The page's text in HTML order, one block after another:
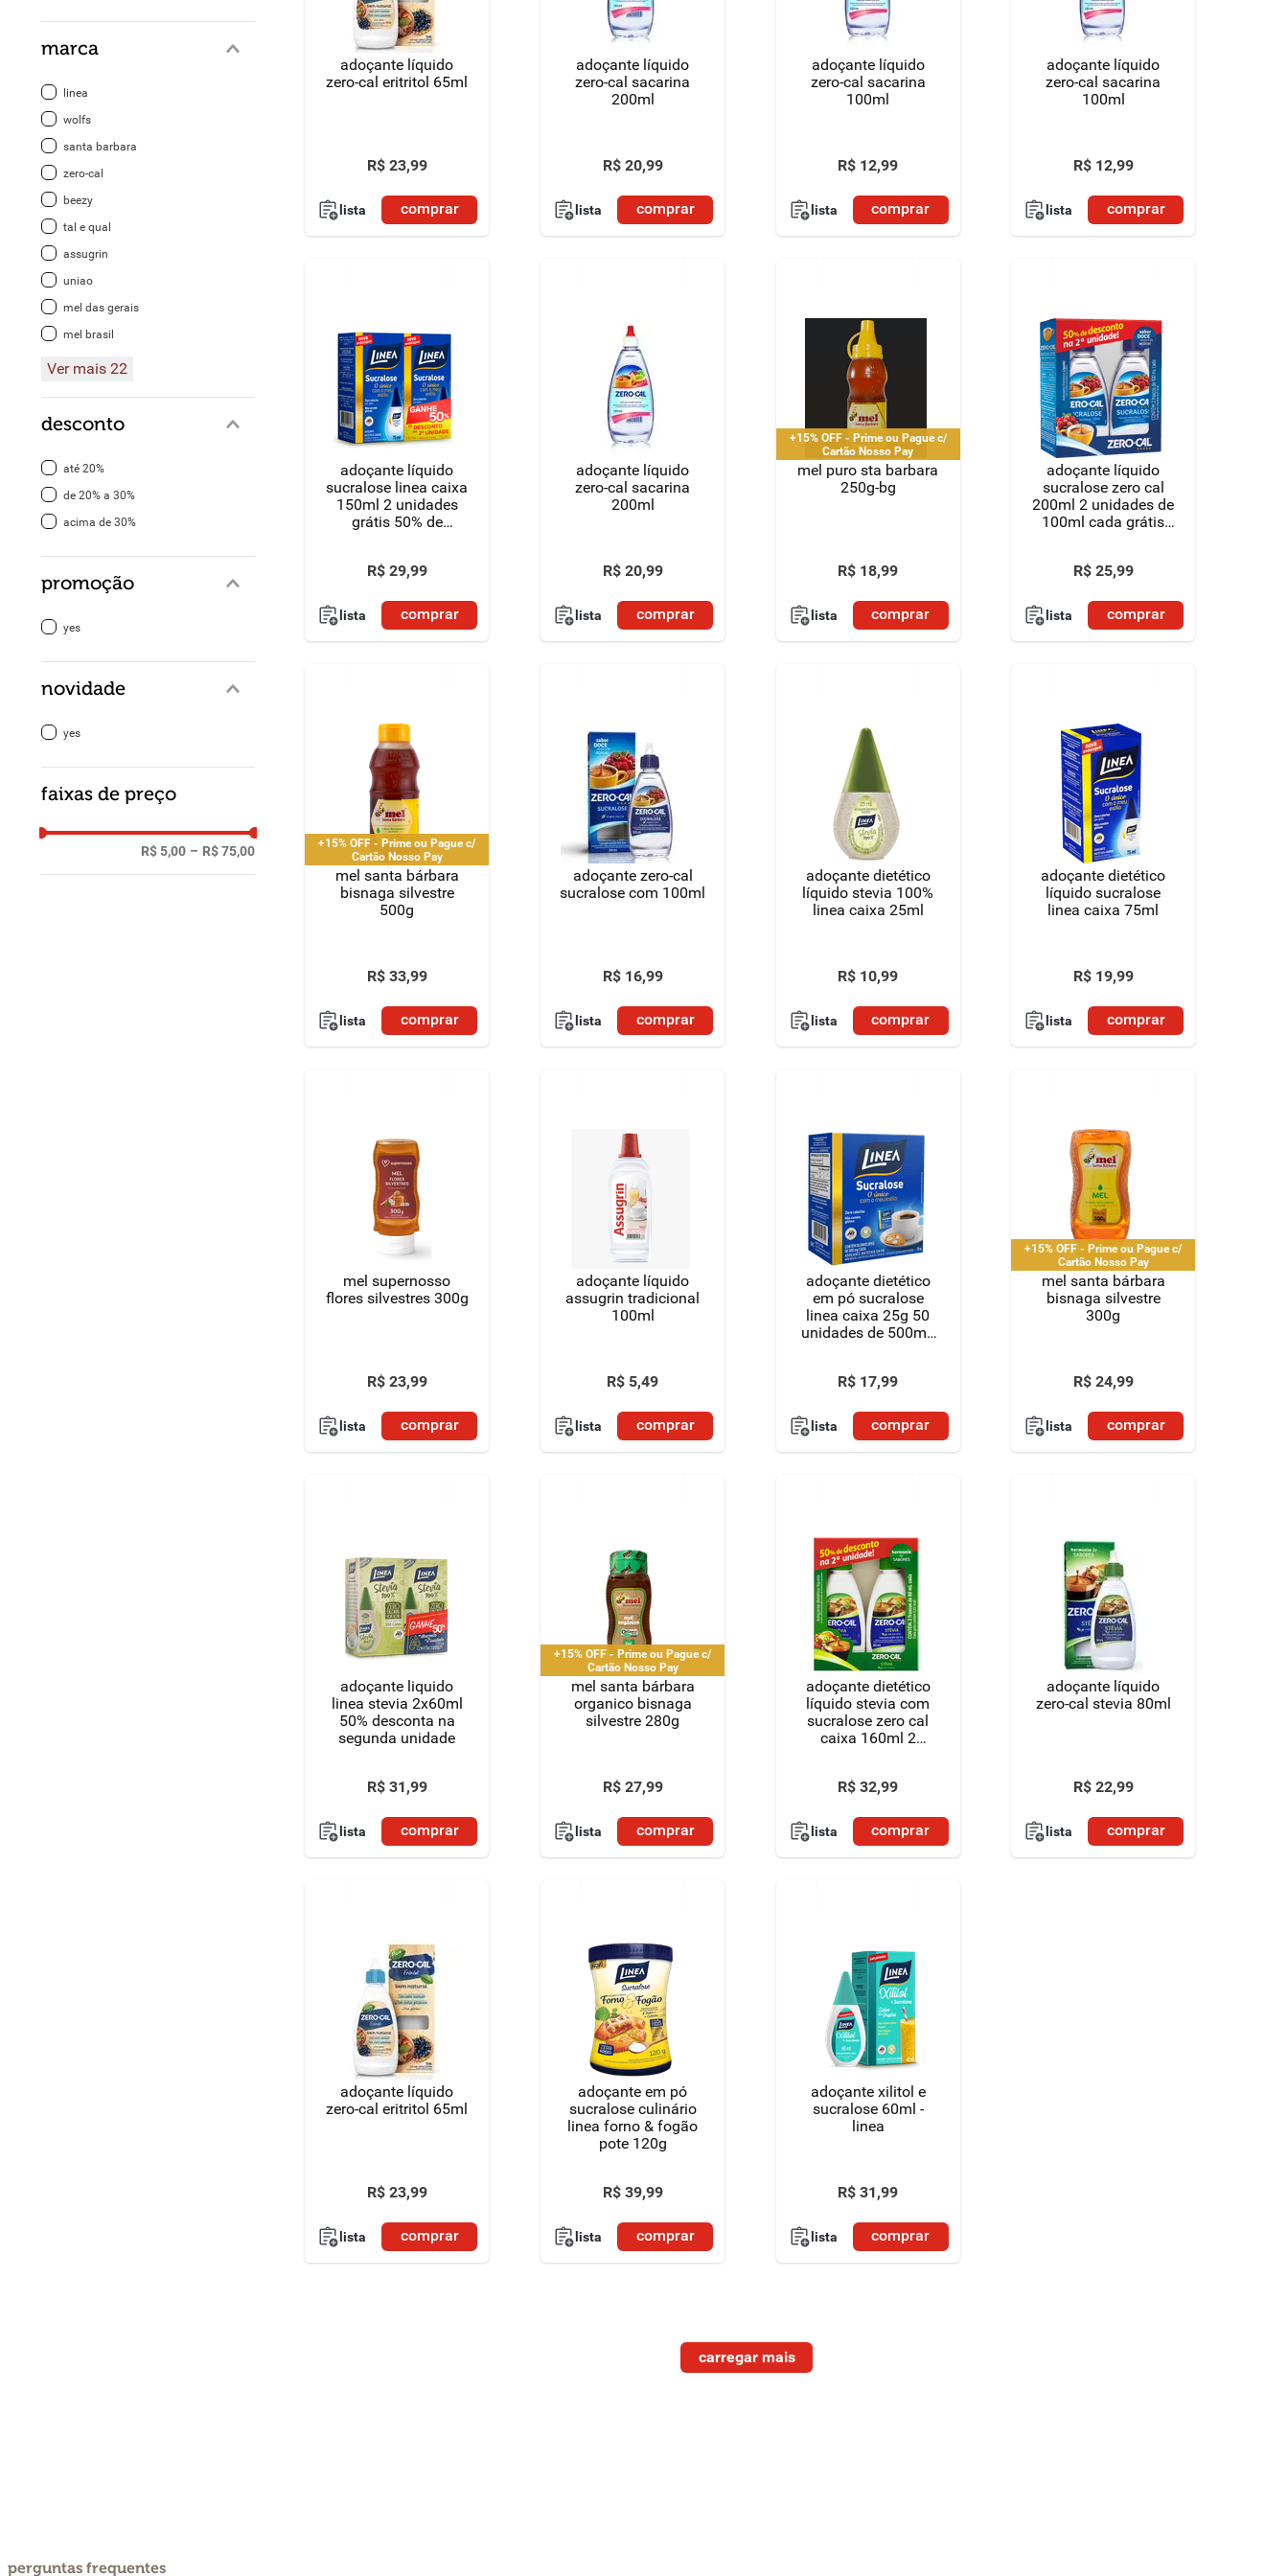
marca
linea
wolfs
santa barbara
zero-cal
beezy
tal e qual
assugrin
uniao
mel das gerais
mel brasil
Ver mais 22
desconto
até 20%
de 20% a 30%
acima de 30%
promoção
yes
novidade
yes
faixas de preço
R$ 5,00 – R$ 75,00
adoçante líquido
zero-cal eritritol 65ml
R$ 23,99
lista comprar
adoçante líquido
zero-cal sacarina
200ml
R$ 20,99
lista comprar
adoçante líquido
zero-cal sacarina
100ml
R$ 12,99
lista comprar
adoçante líquido
zero-cal sacarina
100ml
R$ 12,99
lista comprar
adoçante líquido
sucralose linea caixa
150ml 2 unidades
grátis 50% de
R$ 29,99
lista comprar
adoçante líquido
zero-cal sacarina
200ml
R$ 20,99
lista comprar
+15% OFF - Prime ou Pague c/
Cartão Nosso Pay
mel puro sta barbara
250g-bg
R$ 18,99
lista comprar
adoçante líquido
sucralose zero cal
200ml 2 unidades de
100ml cada grátis
R$ 25,99
lista comprar
+15% OFF - Prime ou Pague c/
Cartão Nosso Pay
mel santa bárbara
bisnaga silvestre
500g
R$ 33,99
lista comprar
adoçante zero-cal
sucralose com 100ml
R$ 16,99
lista comprar
adoçante dietético
líquido stevia 100%
linea caixa 25ml
R$ 10,99
lista comprar
adoçante dietético
líquido sucralose
linea caixa 75ml
R$ 19,99
lista comprar
mel supernosso
flores silvestres 300g
R$ 23,99
lista comprar
adoçante líquido
assugrin tradicional
100ml
R$ 5,49
lista comprar
adoçante dietético
em pó sucralose
linea caixa 25g 50
unidades de 500mg
R$ 17,99
lista comprar
+15% OFF - Prime ou Pague c/
Cartão Nosso Pay
mel santa bárbara
bisnaga silvestre
300g
R$ 24,99
lista comprar
adoçante liquido
linea stevia 2x60ml
50% desconta na
segunda unidade
R$ 31,99
lista comprar
+15% OFF - Prime ou Pague c/
Cartão Nosso Pay
mel santa bárbara
organico bisnaga
silvestre 280g
R$ 27,99
lista comprar
adoçante dietético
líquido stevia com
sucralose zero cal
caixa 160ml 2
desconto na 2ª
R$ 32,99
lista comprar
adoçante líquido
zero-cal stevia 80ml
R$ 22,99
lista comprar
adoçante líquido
zero-cal eritritol 65ml
R$ 23,99
lista comprar
adoçante em pó
sucralose culinário
linea forno & fogão
pote 120g
R$ 39,99
lista comprar
adoçante xilitol e
sucralose 60ml -
linea
R$ 31,99
lista comprar
perguntas frequentes
macarrão